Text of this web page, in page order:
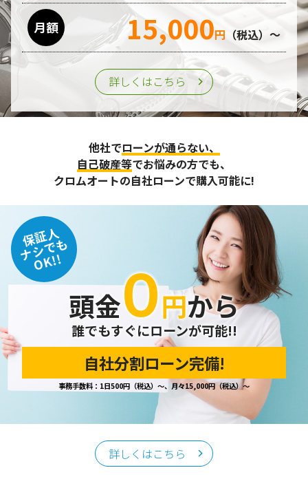
月額 15,000円 （税込）～
詳しくはこちら
他社でローンが通らない、
自己破産等でお悩みの方でも、
クロムオートの自社ローンで購入可能に!
保証人
ナシでも
OK!!
頭金０円から
誰でもすぐにローンが可能!!
自社分割ローン完備!
事務手数料：1日500円（税込）～、月々15,000円（税込）～
詳しくはこちら